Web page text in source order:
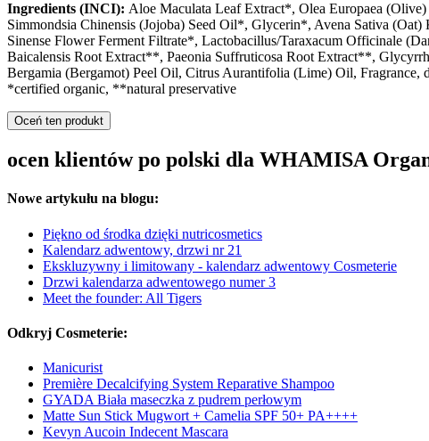
Ingredients (INCI): Aloe Maculata Leaf Extract*, Olea Europaea
Simmondsia Chinensis (Jojoba) Seed Oil*, Glycerin*, Avena Sativa
Sinense Flower Ferment Filtrate*, Lactobacillus/Taraxacum Officinale
Baicalensis Root Extract**, Paeonia Suffruticosa Root Extract**,
Bergamia (Bergamot) Peel Oil, Citrus Aurantifolia (Lime) Oil, Fragrance,
*certified organic, **natural preservative
Oceń ten produkt
ocen klientów po polski dla WHAMISA
Nowe artykułu na blogu:
Piękno od środka dzięki nutricosmetics
Kalendarz adwentowy, drzwi nr 21
Ekskluzywny i limitowany - kalendarz adwentowy Cosmeterie
Drzwi kalendarza adwentowego numer 3
Meet the founder: All Tigers
Odkryj Cosmeterie:
Manicurist
Première Decalcifying System Reparative Shampoo
GYADA Biała maseczka z pudrem perłowym
Matte Sun Stick Mugwort + Camelia SPF 50+ PA++++
Kevyn Aucoin Indecent Mascara